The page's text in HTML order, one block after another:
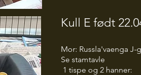
Kull E født
Mor: Russla'vaenga
Se stamtavle
1 tispe og 2 hanner: